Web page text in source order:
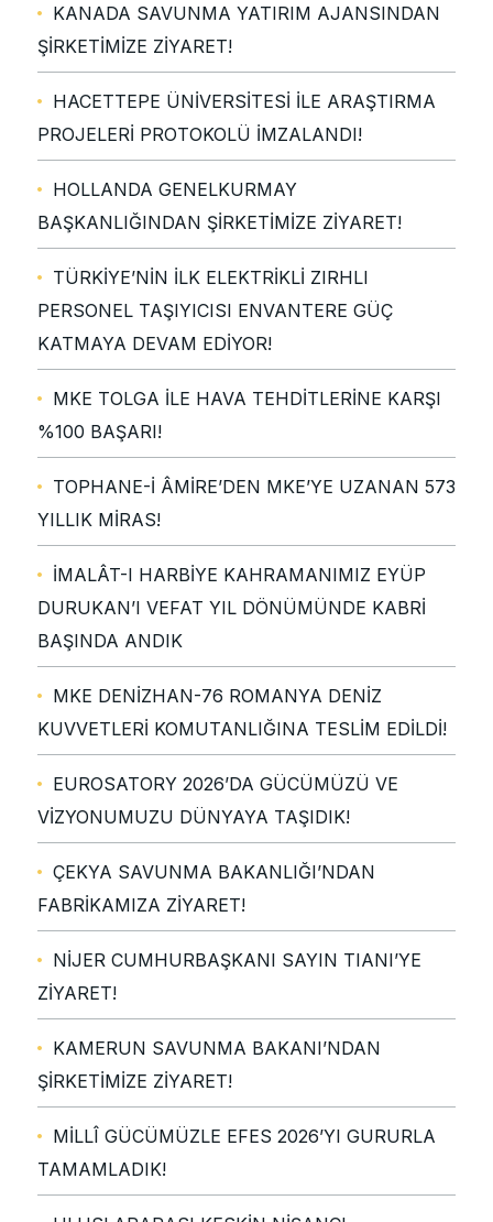
KANADA SAVUNMA YATIRIM AJANSINDAN
ŞİRKETİMİZE ZİYARET!
HACETTEPE ÜNİVERSİTESİ İLE ARAŞTIRMA
PROJELERİ PROTOKOLÜ İMZALANDI!
HOLLANDA GENELKURMAY
BAŞKANLIĞINDAN ŞİRKETİMİZE ZİYARET!
TÜRKİYE’NİN İLK ELEKTRİKLİ ZIRHLI
PERSONEL TAŞIYICISI ENVANTERE GÜÇ
KATMAYA DEVAM EDİYOR!
MKE TOLGA İLE HAVA TEHDİTLERİNE KARŞI
%100 BAŞARI!
TOPHANE-İ ÂMİRE’DEN MKE’YE UZANAN 573
YILLIK MİRAS!
İMALÂT-I HARBİYE KAHRAMANIMIZ EYÜP
DURUKAN’I VEFAT YIL DÖNÜMÜNDE KABRİ
BAŞINDA ANDIK
MKE DENİZHAN-76 ROMANYA DENİZ
KUVVETLERİ KOMUTANLIĞINA TESLİM EDİLDİ!
EUROSATORY 2026’DA GÜCÜMÜZÜ VE
VİZYONUMUZU DÜNYAYA TAŞIDIK!
ÇEKYA SAVUNMA BAKANLIĞI’NDAN
FABRİKAMIZA ZİYARET!
NİJER CUMHURBAŞKANI SAYIN TIANI’YE
ZİYARET!
KAMERUN SAVUNMA BAKANI’NDAN
ŞİRKETİMİZE ZİYARET!
MİLLÎ GÜCÜMÜZLE EFES 2026’YI GURURLA
TAMAMLADIK!